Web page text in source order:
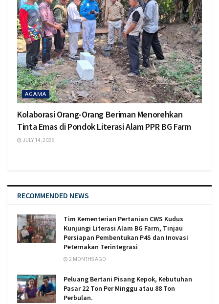
AGAMA
Kolaborasi Orang-Orang Beriman Menorehkan
Tinta Emas di Pondok Literasi Alam PPR BG Farm
JULY 14, 2026
RECOMMENDED NEWS
Tim Kementerian Pertanian CWS Kudus
Kunjungi Literasi Alam BG Farm, Tinjau
Persiapan Pembentukan P4S dan Inovasi
Peternakan Terintegrasi
2 MONTHS AGO
Peluang Bertani Pisang Kepok, Kebutuhan
Pasar 22 Ton Per Minggu atau 88 Ton
Perbulan.